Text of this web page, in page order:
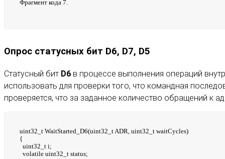
Фрагмент кода 7.
Опрос статусных бит D6, D7, D5
Статусный бит D6 в процессе выполнения операций
использовать для проверки того, что командная
проверяется, что за заданное количество обращений к
uint32_t WaitStarted_D6(uint32_t ADR, uint32_t waitCycles)
{
uint32_t i;
volatile uint32_t status;